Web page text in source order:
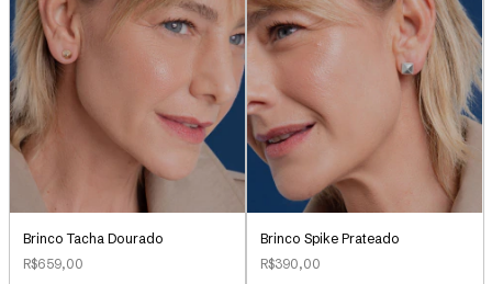
Brinco Tacha Dourado
R$659,00
Brinco Spike Prateado
R$390,00